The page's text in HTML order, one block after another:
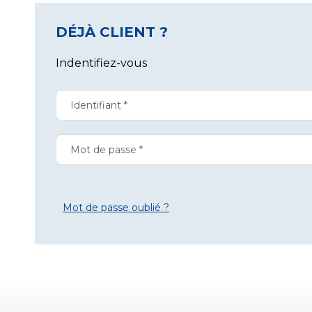
DÉJÀ CLIENT ?
Indentifiez-vous
Mot de passe oublié ?